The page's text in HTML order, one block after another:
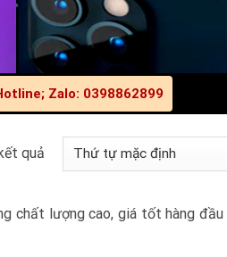
Zalo: 0398862899
quả
chất lượng cao, giá tốt hàng